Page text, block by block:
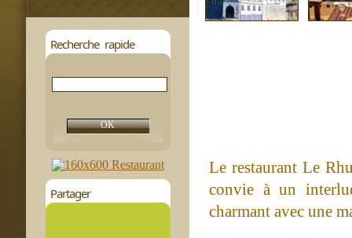
Recherche rapide
Partager
Le restaurant Le
convie à un
charmant avec une